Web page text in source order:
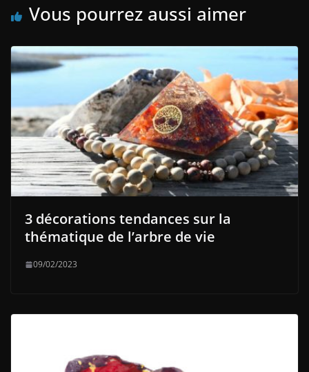
Vous pourrez aussi aimer
3 décorations tendances sur la
thématique de l’arbre de vie
09/02/2023